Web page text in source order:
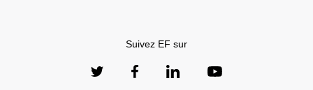
Suivez EF sur